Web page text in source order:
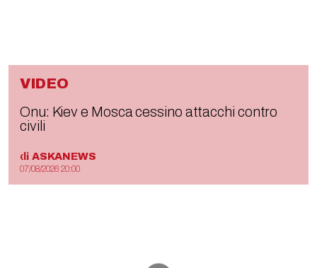
VIDEO
Onu: Kiev e Mosca cessino attacchi contro
civili
di ASKANEWS
07/08/2026 20:00